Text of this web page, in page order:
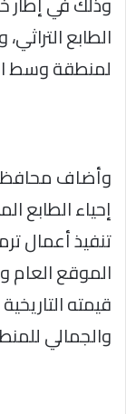
الطابع
لمنطقة وسط
وأضاف محافظ
إحياء الطابع
تنفيذ أعمال
الموقع العام
قيمته
والجمالي